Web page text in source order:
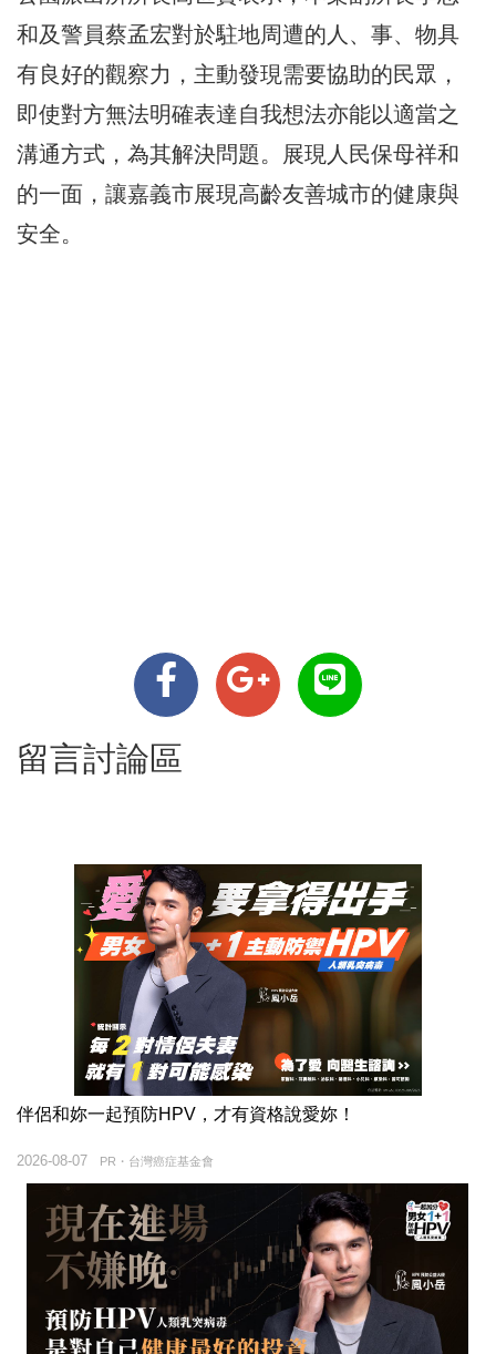
和及警員蔡孟宏對於駐地周遭的人、事、物具
有良好的觀察力，主動發現需要協助的民眾，
即使對方無法明確表達自我想法亦能以適當之
溝通方式，為其解決問題。展現人民保母祥和
的一面，讓嘉義市展現高齡友善城市的健康與
安全。
留言討論區
伴侶和妳一起預防HPV，才有資格說愛妳！
PR・台灣癌症基金會
2026-08-07